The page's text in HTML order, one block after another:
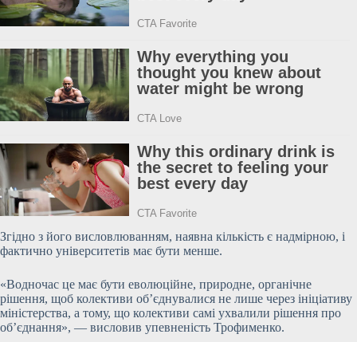
Згідно з його висловлюванням, наявна кількість є надмірною, і
фактично університетів має бути менше.
«Водночас це має бути еволюційне, природне, органічне
рішення, щоб колективи об’єднувалися не лише через ініціативу
міністерства, а тому, що колективи самі ухвалили рішення про
об’єднання», — висловив упевненість Трофименко.